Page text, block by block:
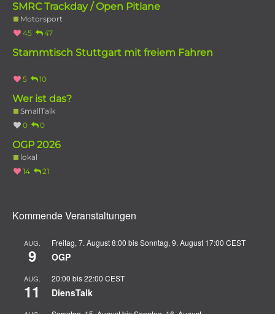
SMRC Trackday / Open Pitlane
Motorsport
45 47
Stammtisch Stuttgart mit freiem Fahren
5 10
Wer ist das?
SmallTalk
0 0
OGP 2026
lokal
14 21
Kommende Veranstaltungen
AUG.
9
Freitag, 7. August 8:00 bisSonntag, 9. August 17:00 CEST
OGP
AUG.
11
20:00 bis22:00 CEST
DiensTalk